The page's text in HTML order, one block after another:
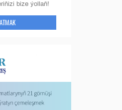
bize ýollaň!